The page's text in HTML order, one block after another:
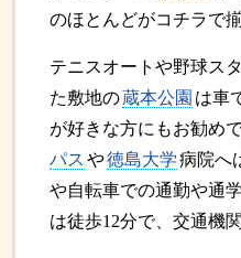
のほとんどがコチラで
テニスオートや野球ス
た敷地の蔵本公園 は車
が好きな方にもお勧めで
パス や徳島大学病院へ
や自転車での通勤や通
は徒歩12分で、交通機